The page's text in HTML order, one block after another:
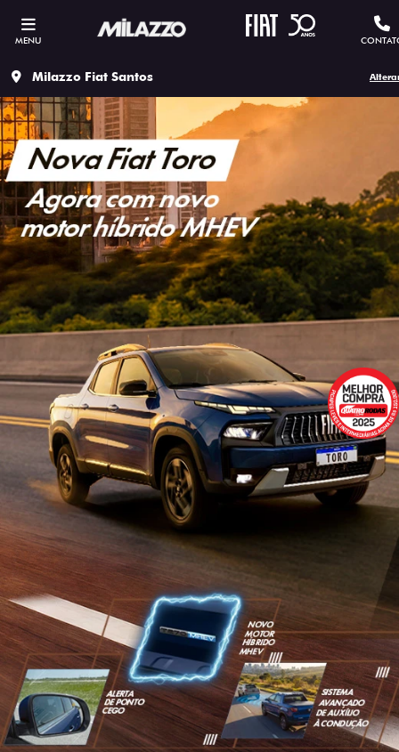
MENU
Milazzo Fiat Santos
SOLICITAR PROPOSTA